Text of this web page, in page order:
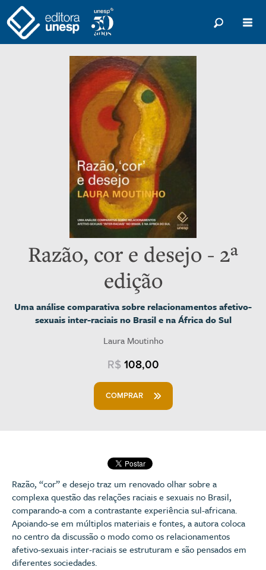
Razão, cor e desejo - 2ª
edição
Uma análise comparativa sobre relacionamentos afetivo-
sexuais inter-raciais no Brasil e na África do Sul
Laura Moutinho
R$ 108,00
COMPRAR
Razão, “cor” e desejo traz um renovado olhar sobre a
complexa questão das relações raciais e sexuais no Brasil,
comparando-a com a contrastante experiência sul-africana.
Apoiando-se em múltiplos materiais e fontes, a autora coloca
no centro da discussão o modo como os relacionamentos
afetivo-sexuais inter-raciais se estruturam e são pensados em
diferentes sociedades.